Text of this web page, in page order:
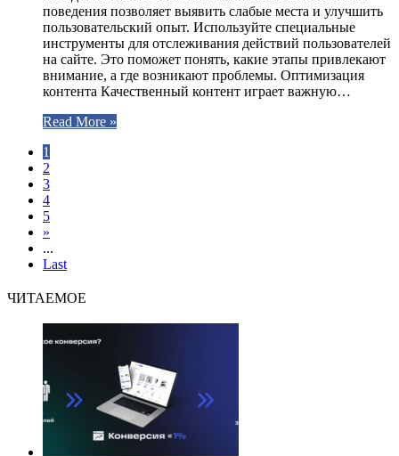
поведения позволяет выявить слабые места и улучшить
пользовательский опыт. Используйте специальные
инструменты для отслеживания действий пользователей
на сайте. Это поможет понять, какие этапы привлекают
внимание, а где возникают проблемы. Оптимизация
контента Качественный контент играет важную…
Read More »
1
2
3
4
5
»
...
Last
ЧИТАЕМОЕ